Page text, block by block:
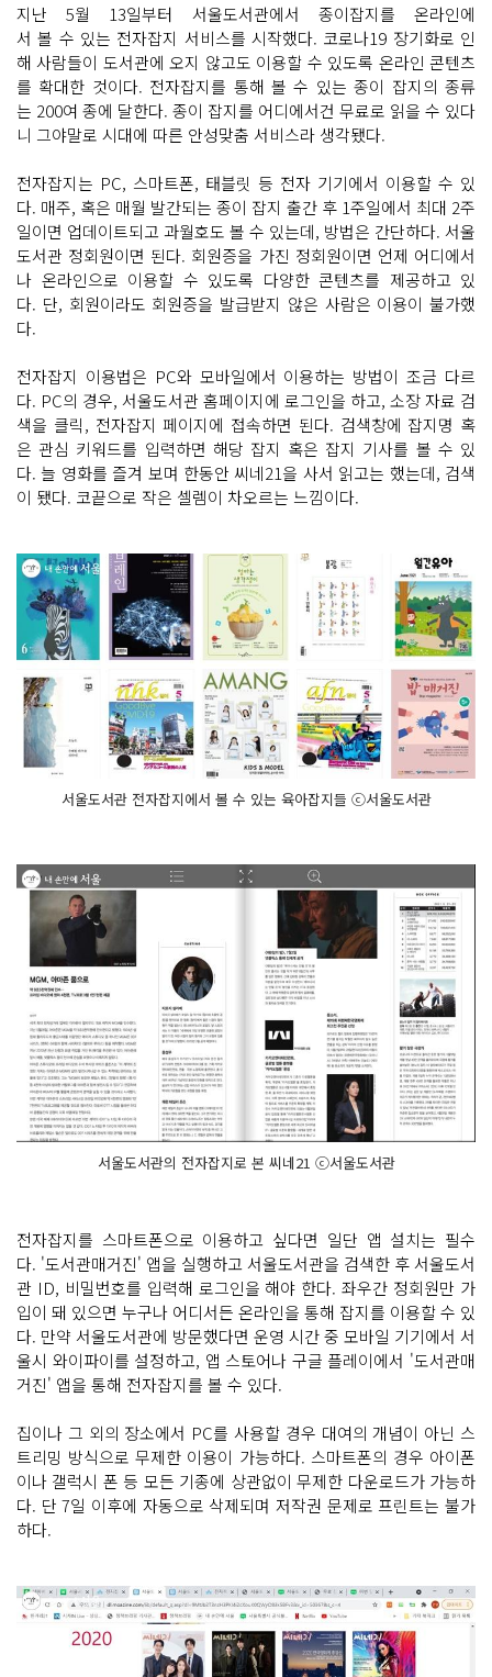
지난 5월 13일부터 서울도서관에서 종이잡지를 온라인에
서 볼 수 있는 전자잡지 서비스를 시작했다. 코로나19 장기화로 인
해 사람들이 도서관에 오지 않고도 이용할 수 있도록 온라인 콘텐츠
를 확대한 것이다. 전자잡지를 통해 볼 수 있는 종이 잡지의 종류
는 200여 종에 달한다. 종이 잡지를 어디에서건 무료로 읽을 수 있다
니 그야말로 시대에 따른 안성맞춤 서비스라 생각됐다.
전자잡지는 PC, 스마트폰, 태블릿 등 전자 기기에서 이용할 수 있
다. 매주, 혹은 매월 발간되는 종이 잡지 출간 후 1주일에서 최대 2주
일이면 업데이트되고 과월호도 볼 수 있는데, 방법은 간단하다. 서울
도서관 정회원이면 된다. 회원증을 가진 정회원이면 언제 어디에서
나 온라인으로 이용할 수 있도록 다양한 콘텐츠를 제공하고 있
다. 단, 회원이라도 회원증을 발급받지 않은 사람은 이용이 불가했
다.
전자잡지 이용법은 PC와 모바일에서 이용하는 방법이 조금 다르
다. PC의 경우, 서울도서관 홈페이지에 로그인을 하고, 소장 자료 검
색을 클릭, 전자잡지 페이지에 접속하면 된다. 검색창에 잡지명 혹
은 관심 키워드를 입력하면 해당 잡지 혹은 잡지 기사를 볼 수 있
다. 늘 영화를 즐겨 보며 한동안 씨네21을 사서 읽고는 했는데, 검색
이 됐다. 코끝으로 작은 셀렘이 차오르는 느낌이다.
서울도서관 전자잡지에서 볼 수 있는 육아잡지들 ⓒ서울도서관
서울도서관의 전자잡지로 본 씨네21 ⓒ서울도서관
전자잡지를 스마트폰으로 이용하고 싶다면 일단 앱 설치는 필수
다. '도서관매거진' 앱을 실행하고 서울도서관을 검색한 후 서울도서
관 ID, 비밀번호를 입력해 로그인을 해야 한다. 좌우간 정회원만 가
입이 돼 있으면 누구나 어디서든 온라인을 통해 잡지를 이용할 수 있
다. 만약 서울도서관에 방문했다면 운영 시간 중 모바일 기기에서 서
울시 와이파이를 설정하고, 앱 스토어나 구글 플레이에서 '도서관매
거진' 앱을 통해 전자잡지를 볼 수 있다.
집이나 그 외의 장소에서 PC를 사용할 경우 대여의 개념이 아닌 스
트리밍 방식으로 무제한 이용이 가능하다. 스마트폰의 경우 아이폰
이나 갤럭시 폰 등 모든 기종에 상관없이 무제한 다운로드가 가능하
다. 단 7일 이후에 자동으로 삭제되며 저작권 문제로 프린트는 불가
하다.